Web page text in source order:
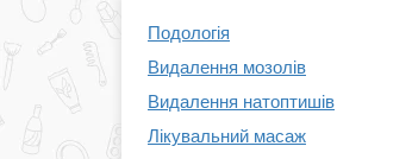
Подологія
Видалення мозолів
Видалення натоптишів
Лікувальний масаж